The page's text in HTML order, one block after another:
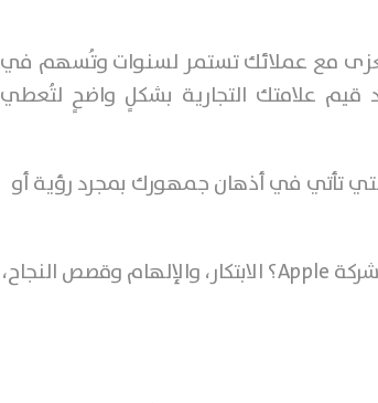
مع عملائك تستمر لسنوات وتُسهم في
قيم علامتك التجارية بشكلٍ واضحٍ لتُعطي
تأتي في أذهان جمهورك بمجرد رؤية أو
Apple؟ الابتكار، والإلهام وقصص النجاح،